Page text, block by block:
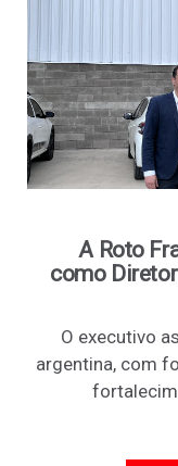
A Roto
como
O executivo
argentina, com